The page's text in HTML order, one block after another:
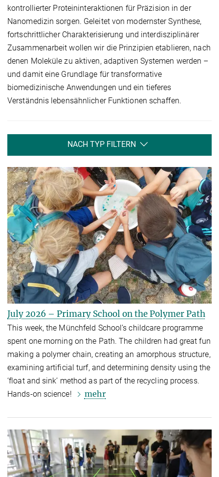
kontrollierter Proteininteraktionen für Präzision in der
Nanomedizin sorgen. Geleitet von modernster Synthese,
fortschrittlicher Charakterisierung und interdisziplinärer
Zusammenarbeit wollen wir die Prinzipien etablieren, nach
denen Moleküle zu aktiven, adaptiven Systemen werden –
und damit eine Grundlage für transformative
biomedizinische Anwendungen und ein tieferes
Verständnis lebensähnlicher Funktionen schaffen.
NACH TYP FILTERN
July 2026 – Primary School on the Polymer Path
This week, the Münchfeld School’s childcare programme
spent one morning on the Path. The children had great fun
making a polymer chain, creating an amorphous structure,
examining artificial turf, and determining density using the
‘float and sink’ method as part of the recycling process.
Hands-on science!
mehr